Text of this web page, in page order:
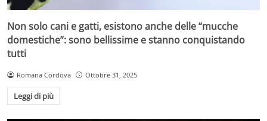
Non solo cani e gatti, esistono anche delle “mucche
domestiche”: sono bellissime e stanno conquistando
tutti
Romana Cordova Ottobre 31, 2025
Leggi di più